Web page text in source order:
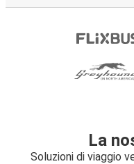
La
Soluzioni di viaggio